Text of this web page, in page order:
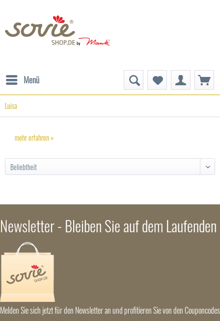
Menü
Luisa
mehr erfahren »
Newsletter - Bleiben Sie auf dem Laufenden
Melden Sie sich jetzt für den Newsletter an und profitieren Sie von den Couponcodes